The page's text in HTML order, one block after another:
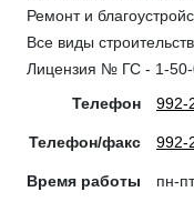
Ремонт и
Все виды
Лицензия № ГС - 1-50-
Телефон
992-
Телефон/факс 992-
Время работы пн-